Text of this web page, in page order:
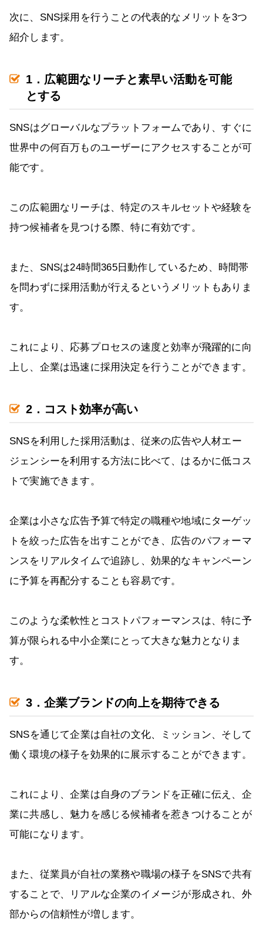
次に、SNS採用を行うことの代表的なメリットを3つ
紹介します。
1．広範囲なリーチと素早い活動を可能
とする
SNSはグローバルなプラットフォームであり、すぐに
世界中の何百万ものユーザーにアクセスすることが可
能です。
この広範囲なリーチは、特定のスキルセットや経験を
持つ候補者を見つける際、特に有効です。
また、SNSは24時間365日動作しているため、時間帯
を問わずに採用活動が行えるというメリットもありま
す。
これにより、応募プロセスの速度と効率が飛躍的に向
上し、企業は迅速に採用決定を行うことができます。
2．コスト効率が高い
SNSを利用した採用活動は、従来の広告や人材エー
ジェンシーを利用する方法に比べて、はるかに低コス
トで実施できます。
企業は小さな広告予算で特定の職種や地域にターゲッ
トを絞った広告を出すことができ、広告のパフォーマ
ンスをリアルタイムで追跡し、効果的なキャンペーン
に予算を再配分することも容易です。
このような柔軟性とコストパフォーマンスは、特に予
算が限られる中小企業にとって大きな魅力となりま
す。
3．企業ブランドの向上を期待できる
SNSを通じて企業は自社の文化、ミッション、そして
働く環境の様子を効果的に展示することができます。
これにより、企業は自身のブランドを正確に伝え、企
業に共感し、魅力を感じる候補者を惹きつけることが
可能になります。
また、従業員が自社の業務や職場の様子をSNSで共有
することで、リアルな企業のイメージが形成され、外
部からの信頼性が増します。